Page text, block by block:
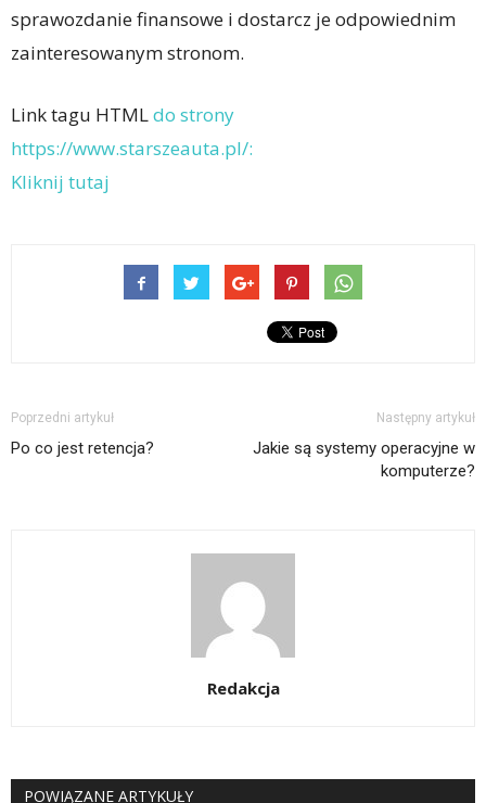
sprawozdanie finansowe i dostarcz je odpowiednim
zainteresowanym stronom.
Link tagu HTMLdo strony
https://www.starszeauta.pl/:
Kliknij tutaj
Poprzedni artykuł
Po co jest retencja?
Następny artykuł
Jakie są systemy operacyjne w
komputerze?
Redakcja
POWIĄZANE ARTYKUŁY